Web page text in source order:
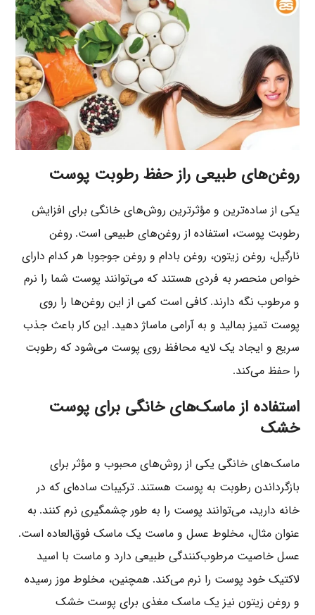
روغن‌های طبیعی راز حفظ رطوبت پوست
یکی از ساده‌ترین و مؤثرترین روش‌های خانگی برای افزایش
رطوبت پوست، استفاده از روغن‌های طبیعی است. روغن
نارگیل، روغن زیتون، روغن بادام و روغن جوجوبا هر کدام دارای
خواص منحصر به فردی هستند که می‌توانند پوست شما را نرم
و مرطوب نگه دارند.کافی است کمی از این روغن‌ها را روی
پوست تمیز بمالید و به آرامی ماساژ دهید. این کار باعث جذب
سریع و ایجاد یک لایه محافظ روی پوست می‌شود که رطوبت
را حفظ می‌کند.
استفاده از ماسک‌های خانگی برای پوست
خشک
ماسک‌های خانگی یکی از روش‌های محبوب و مؤثر برای
بازگرداندن رطوبت به پوست هستند.ترکیبات ساده‌ای که در
خانه دارید، می‌توانند پوست را به طور چشمگیری نرم کنند. به
عنوان مثال، مخلوط عسل و ماست یک ماسک فوق‌العاده است.
عسل خاصیت مرطوب‌کنندگی طبیعی دارد و ماست با اسید
لاکتیک خود پوست را نرم می‌کند. همچنین، مخلوط موز رسیده
و روغن زیتون نیز یک ماسک مغذی برای پوست خشک